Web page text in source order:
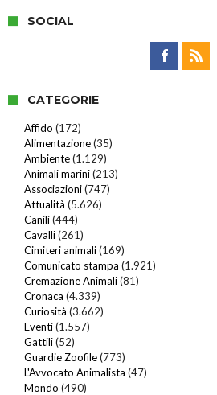
SOCIAL
CATEGORIE
Affido (172)
Alimentazione(35)
Ambiente(1.129)
Animali marini(213)
Associazioni(747)
Attualità (5.626)
Canili(444)
Cavalli(261)
Cimiteri animali(169)
Comunicato stampa (1.921)
Cremazione Animali(81)
Cronaca (4.339)
Curiosità (3.662)
Eventi(1.557)
Gattili(52)
Guardie Zoofile(773)
L'Avvocato Animalista (47)
Mondo (490)